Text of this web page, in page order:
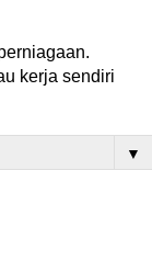
kerja sendiri
▼